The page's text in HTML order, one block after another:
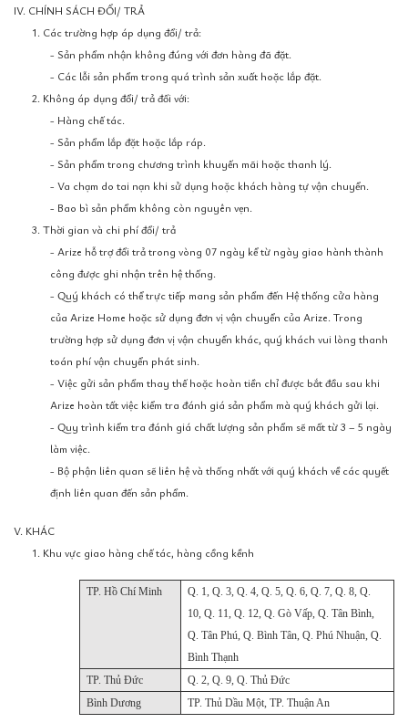
IV. CHÍNH SÁCH ĐỔI/ TRẢ
1. Các trường hợp áp dụng đổi/ trả:
- Sản phẩm nhận không đúng với đơn hàng đã đặt.
- Các lỗi sản phẩm trong quá trình sản xuất hoặc lắp đặt.
2. Không áp dụng đổi/ trả đối với:
- Hàng chế tác.
- Sản phẩm lắp đặt hoặc lắp ráp.
- Sản phẩm trong chương trình khuyến mãi hoặc thanh lý.
- Va chạm do tai nạn khi sử dụng hoặc khách hàng tự vận chuyển.
- Bao bì sản phẩm không còn nguyên vẹn.
3. Thời gian và chi phí đổi/ trả
- Arize hỗ trợ đổi trả trong vòng 07 ngày kể từ ngày giao hành thành
công được ghi nhận trên hệ thống.
- Quý khách có thể trực tiếp mang sản phẩm đến Hệ thống cửa hàng
của Arize Home hoặc sử dụng đơn vị vận chuyển của Arize. Trong
trường hợp sử dụng đơn vị vận chuyển khác, quý khách vui lòng thanh
toán phí vận chuyển phát sinh.
- Việc gửi sản phẩm thay thế hoặc hoàn tiền chỉ được bắt đầu sau khi
Arize hoàn tất việc kiểm tra đánh giá sản phẩm mà quý khách gửi lại.
- Quy trình kiểm tra đánh giá chất lượng sản phẩm sẽ mất từ 3 – 5 ngày
làm việc.
- Bộ phận liên quan sẽ liên hệ và thống nhất với quý khách về các quyết
định liên quan đến sản phẩm.
V. KHÁC
1. Khu vực giao hàng chế tác, hàng cồng kềnh
TP. Hồ Chí Minh
Q. 1, Q. 3, Q. 4, Q. 5, Q. 6, Q. 7, Q. 8, Q.
10, Q. 11, Q. 12, Q. Gò Vấp, Q. Tân Bình,
Q. Tân Phú, Q. Bình Tân, Q. Phú Nhuận, Q.
Bình Thạnh
TP. Thủ Đức
Q. 2, Q. 9, Q. Thủ Đức
Bình Dương
TP. Thủ Dầu Một, TP. Thuận An